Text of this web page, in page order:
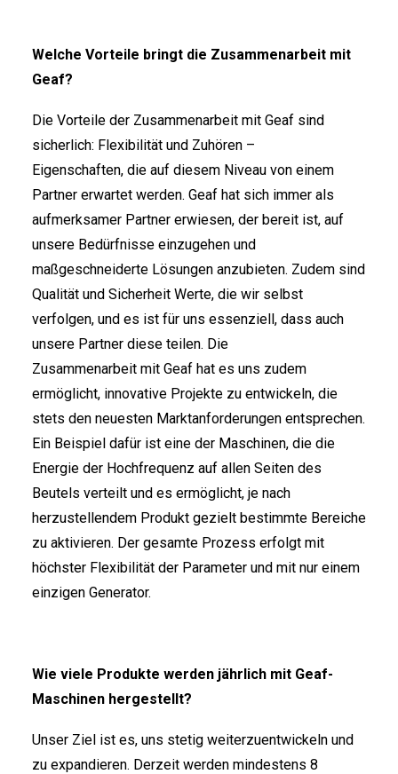
Welche Vorteile bringt die Zusammenarbeit mit
Geaf?
Die Vorteile der Zusammenarbeit mit Geaf sind
sicherlich: Flexibilität und Zuhören –
Eigenschaften, die auf diesem Niveau von einem
Partner erwartet werden. Geaf hat sich immer als
aufmerksamer Partner erwiesen, der bereit ist, auf
unsere Bedürfnisse einzugehen und
maßgeschneiderte Lösungen anzubieten. Zudem sind
Qualität und Sicherheit Werte, die wir selbst
verfolgen, und es ist für uns essenziell, dass auch
unsere Partner diese teilen. Die
Zusammenarbeit mit Geaf hat es uns zudem
ermöglicht, innovative Projekte zu entwickeln, die
stets den neuesten Marktanforderungen entsprechen.
Ein Beispiel dafür ist eine der Maschinen, die die
Energie der Hochfrequenz auf allen Seiten des
Beutels verteilt und es ermöglicht, je nach
herzustellendem Produkt gezielt bestimmte Bereiche
zu aktivieren. Der gesamte Prozess erfolgt mit
höchster Flexibilität der Parameter und mit nur einem
einzigen Generator.
Wie viele Produkte werden jährlich mit Geaf-
Maschinen hergestellt?
Unser Ziel ist es, uns stetig weiterzuentwickeln und
zu expandieren. Derzeit werden mindestens 8